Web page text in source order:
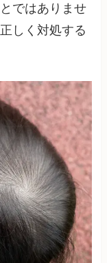
ではありませ
しく対処する